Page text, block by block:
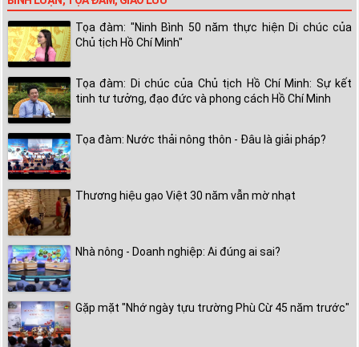
Tọa đàm: "Ninh Bình 50 năm thực hiện Di chúc của
Chủ tịch Hồ Chí Minh"
Tọa đàm: Di chúc của Chủ tịch Hồ Chí Minh: Sự kết
tinh tư tưởng, đạo đức và phong cách Hồ Chí Minh
Tọa đàm: Nước thải nông thôn - Đâu là giải pháp?
Thương hiệu gạo Việt 30 năm vẫn mờ nhạt
Nhà nông - Doanh nghiệp: Ai đúng ai sai?
Gặp mặt "Nhớ ngày tựu trường Phù Cừ 45 năm trước"